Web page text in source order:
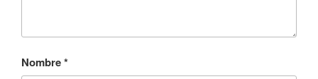
Nombre*